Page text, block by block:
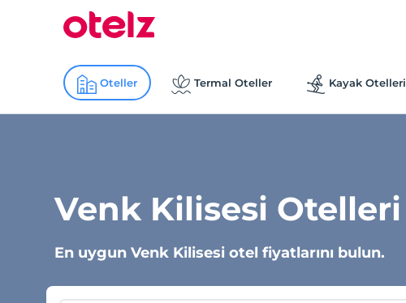
Oteller Termal Oteller Kayak Otelleri
Venk Kilisesi Otelleri
En uygun Venk Kilisesi otel fiyatlarını bulun.